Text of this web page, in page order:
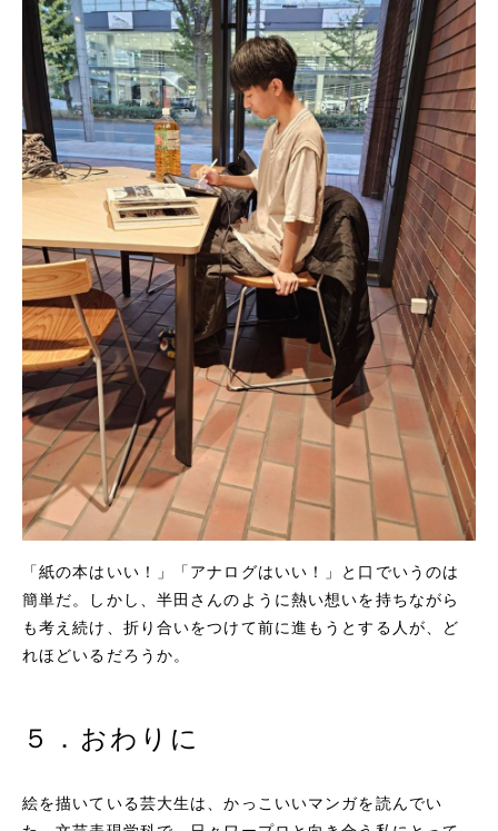
「紙の本はいい！」「アナログはいい！」と口でいうのは
簡単だ。しかし、半田さんのように熱い想いを持ちながら
も考え続け、折り合いをつけて前に進もうとする人が、ど
れほどいるだろうか。
５．おわりに
絵を描いている芸大生は、かっこいいマンガを読んでい